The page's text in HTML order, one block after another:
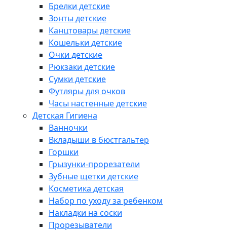
Брелки детские
Зонты детские
Канцтовары детские
Кошельки детские
Очки детские
Рюкзаки детские
Сумки детские
Футляры для очков
Часы настенные детские
Детская Гигиена
Ванночки
Вкладыши в бюстгальтер
Горшки
Грызунки-прорезатели
Зубные щетки детские
Косметика детская
Набор по уходу за ребенком
Накладки на соски
Прорезыватели